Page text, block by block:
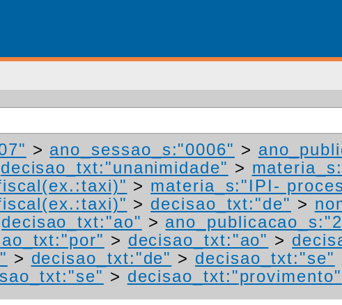
> ano_sessao_s:"0006" >
decisao_txt:"unanimidade" >
> materia_s:"IPI-
> decisao_txt:"de" >
decisao_txt:"ao" >
> decisao_txt:"ao" >
> decisao_txt:"de" > decisao_txt:"se"
> decisao_txt:"provimento"